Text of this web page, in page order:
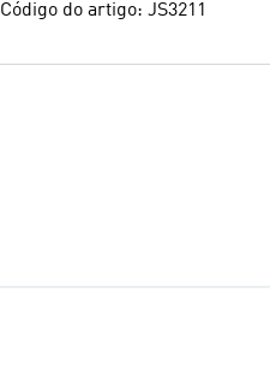
Código do artigo: JS3211